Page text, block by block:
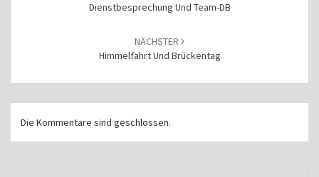
Dienstbesprechung Und Team-DB
NÄCHSTER
Himmelfahrt Und Brückentag
Die Kommentare sind geschlossen.